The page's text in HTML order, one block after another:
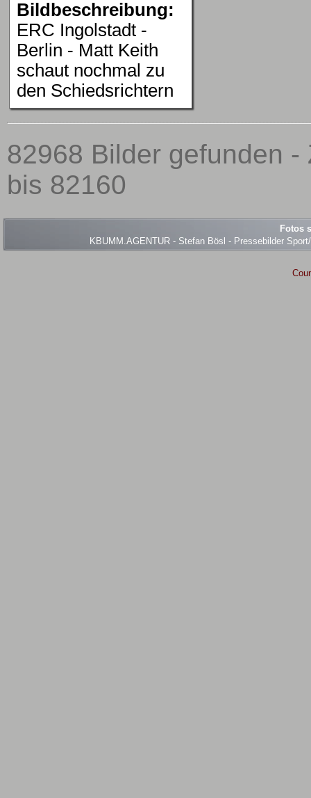
Bildbeschreibung:
ERC Ingolstadt -
Berlin - Matt Keith
schaut nochmal zu
den Schiedsrichtern
82968 Bilder gefunden -
bis 82160
Fotos
KBUMM.AGENTUR - Stefan Bösl - Pressebilder